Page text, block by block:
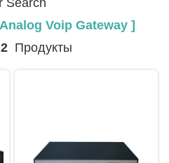
Search
Voip Gateway ]
2Продукты